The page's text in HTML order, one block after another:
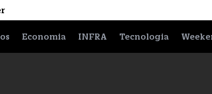
Economia INFRA Tecnologia